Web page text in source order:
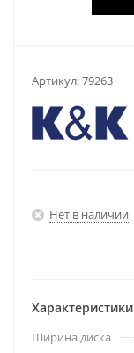
Артикул:79263
Нет в наличии
Характеристики
Ширина диска